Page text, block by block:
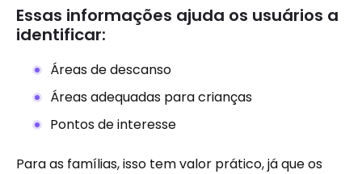
Essas informações ajuda os usuários a
identificar:
Áreas de descanso
Áreas adequadas para crianças
Pontos de interesse
Para as famílias, isso tem valor prático, já que os